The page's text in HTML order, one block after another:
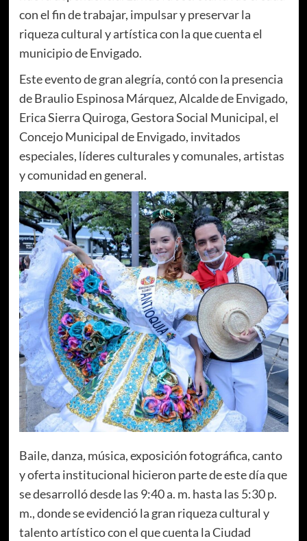
con el fin de trabajar, impulsar y preservar la
riqueza cultural y artística con la que cuenta el
municipio de Envigado.
Este evento de gran alegría, contó con la presencia
de Braulio Espinosa Márquez, Alcalde de Envigado,
Erica Sierra Quiroga, Gestora Social Municipal, el
Concejo Municipal de Envigado, invitados
especiales, líderes culturales y comunales, artistas
y comunidad en general.
Baile, danza, música, exposición fotográfica, canto
y oferta institucional hicieron parte de este día que
se desarrolló desde las 9:40 a. m. hasta las 5:30 p.
m., donde se evidenció la gran riqueza cultural y
talento artístico con el que cuenta la Ciudad